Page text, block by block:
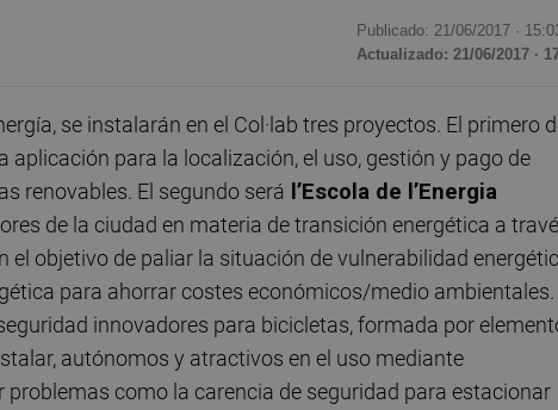
Publicado: 21/06/2017 ·
Actualizado: 21/06/2017 ·
se instalarán en el Col·lab tres proyectos. El primero
aplicación para la localización, el uso, gestión y pago de
renovables. El segundo será l’Escola de l’Energia
de la ciudad en materia de transición energética a
objetivo de paliar la situación de vulnerabilidad
para ahorrar costes económicos/medio ambientales.
innovadores para bicicletas, formada por
autónomos y atractivos en el uso mediante
como la carencia de seguridad para estacionar